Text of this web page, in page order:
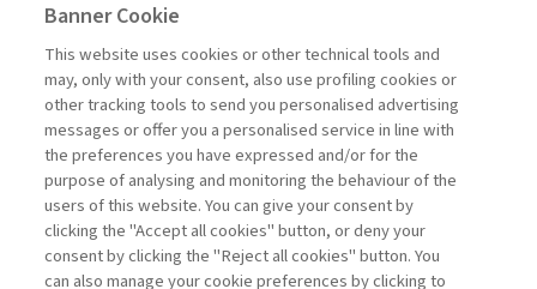
ECONOMIA & MERCATI
L’INTELLIGENZA ARTIFICIALE,
LE BORSE ...
di Donato Masciandaro
La consultazione dei libri è riservata esclusivamente
Banner Cookie
This website uses cookies or other technical tools and
may, only with your consent, also use profiling cookies or
other tracking tools to send you personalised advertising
messages or offer you a personalised service in line with
the preferences you have expressed and/or for the
purpose of analysing and monitoring the behaviour of the
users of this website. You can give your consent by
clicking the "Accept all cookies" button, or deny your
consent by clicking the "Reject all cookies" button. You
can also manage your cookie preferences by clicking to